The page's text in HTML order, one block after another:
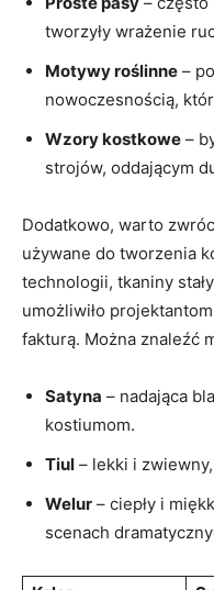
tworzyły wrażenie
Motywy roślinne –
nowoczesnością,
Wzory kostkowe –
strojów, oddającym
Dodatkowo, warto
używane do tworzenia
technologii, tkaniny
umożliwiło
fakturą. Można znaleźć
Satyna – nadająca
kostiumom.
Tiul – lekki i
Welur – ciepły i
scenach